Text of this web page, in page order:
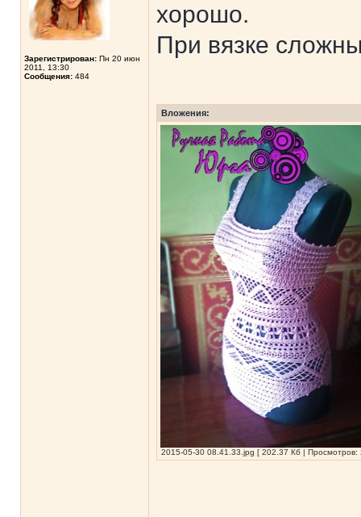
Зарегистрирован: Пн 20 июн
2011, 13:30
Сообщения: 484
хорошо.
При вязке
Вложения:
2015-05-30 08.41.33.jpg [ 202.37 Кб | Просмотров: